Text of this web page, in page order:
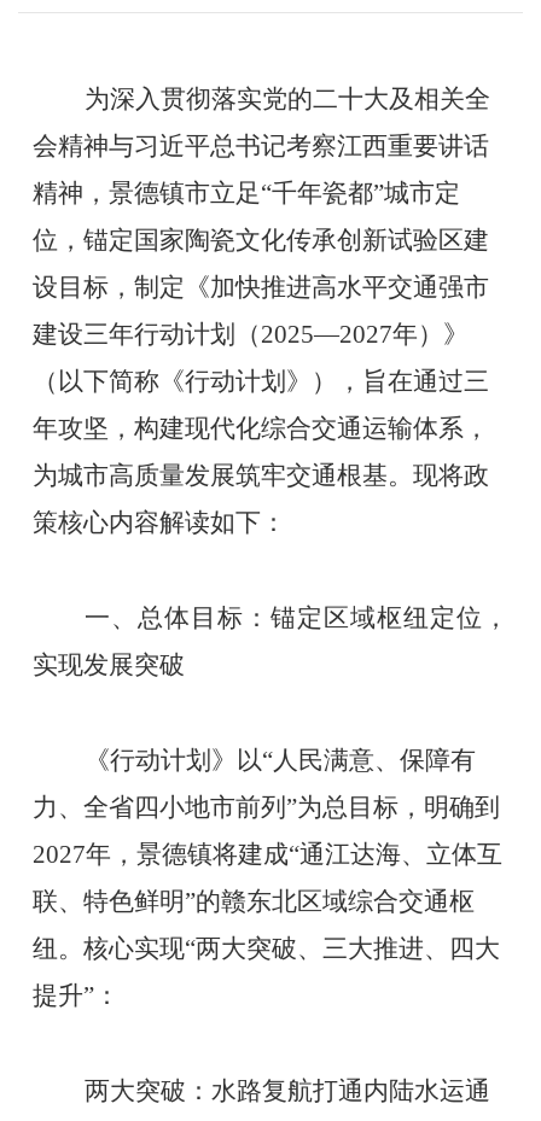
为深入贯彻落实党的二十大及相关全
会精神与习近平总书记考察江西重要讲话
精神，景德镇市立足“千年瓷都”城市定
位，锚定国家陶瓷文化传承创新试验区建
设目标，制定《加快推进高水平交通强市
建设三年行动计划（2025—2027年）》
（以下简称《行动计划》），旨在通过三
年攻坚，构建现代化综合交通运输体系，
为城市高质量发展筑牢交通根基。现将政
策核心内容解读如下：
一、总体目标：锚定区域枢纽定位，
实现发展突破
《行动计划》以“人民满意、保障有
力、全省四小地市前列”为总目标，明确到
2027年，景德镇将建成“通江达海、立体互
联、特色鲜明”的赣东北区域综合交通枢
纽。核心实现“两大突破、三大推进、四大
提升”：
两大突破：水路复航打通内陆水运通